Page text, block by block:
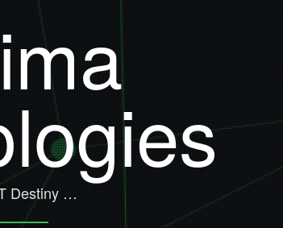
Destiny …